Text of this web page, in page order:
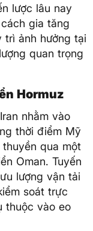
lược lâu nay
gia tăng
trì ảnh hưởng tại
quan trọng
Hormuz
nhằm vào
thời điểm Mỹ
qua một
Oman. Tuyến
lượng vận tải
soát trực
thuộc vào eo